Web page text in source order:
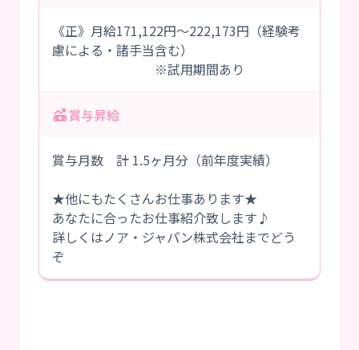
《正》月給171,122円～222,173円（経験考
慮による・諸手当含む）
※試用期間あり
賞与昇給
賞与月数 計 1.5ヶ月分（前年度実績）
★他にもたくさんお仕事あります★
あなたに合ったお仕事紹介致します♪
詳しくはノア・ジャパン株式会社までどう
ぞ